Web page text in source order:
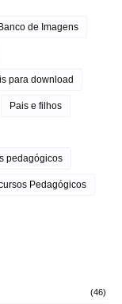
Banco de Imagens
para download
Pais e filhos
pedagógicos
Pedagógicos
(46)